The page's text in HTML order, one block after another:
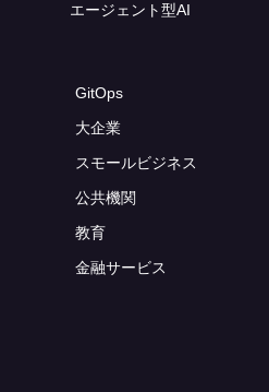
エージェント型AI
GitOps
大企業
スモールビジネス
公共機関
教育
金融サービス